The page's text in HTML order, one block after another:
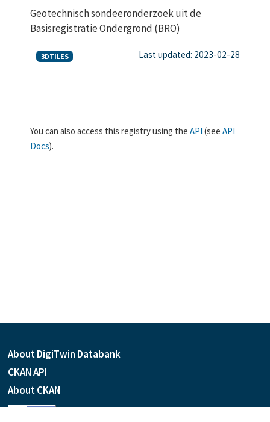
Geotechnisch sondeeronderzoek uit de
Basisregistratie Ondergrond (BRO)
3DTILES Last updated: 2023-02-28
You can also access this registry using the API (see API
Docs).
About DigiTwin Databank
CKAN API
About CKAN